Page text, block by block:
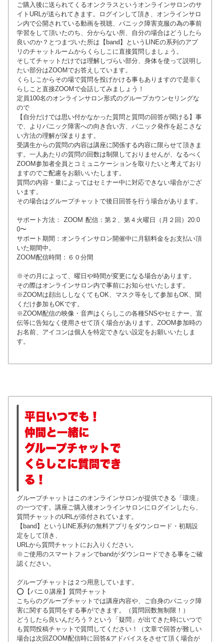
ご購入後に送られてくるオンクラスというオンラインサロンのサ
イトURLが送られてきます。ログインして頂き、オンラインサロ
ン内で公開されている動画を視聴、パニック障害克服の為の事前
学習をして頂いたのち、分からない所、自分の場合はどうしたら
良いのか？とつまづいた所は【band】というLINEの系列のアプ
リのチャットルームからくらしこに直接質問しましょう。
そしてチャットだけでは理解しづらい部分、身体を使って説明し
たい部分はZOOMでお答えしています。
くらしこからその場で質問を投げかける事もありますので是非 く
らしこと直接ZOOMで会話してみましょう！
定員100名のオンラインサロン形式のグループカウンセリングな
ので
【自分だけでは思い付かなかった質問と質問の回答が聞ける】事
で、よりパニック障害への向き合い方、パニック発作を起こさな
い方法の理解が深まります。
受講生からの質問の内容は講座に関係する内容に限らせて頂きま
す。一人あたりの質問の回数は制限しておりませんが、なるべく
ZOOM参加者全員とコミュニケーションを取りたいと考えており
ますのでご配慮をお願いいたします。
質問の内容・量によってはセミナー中に対応できない場合がござ
います。
その場合はグループチャットで後日回答を行う場合があります。
サポート方法： ZOOM 配信：第２、第４火曜日（月２回）20:0
0〜
サポート期間：オンラインサロン開催中に月額料金をお支払い頂
いた期間中。
ZOOM配信時間：６０分間
※その月によって、曜日や時間が変更になる場合があります。
その際はオンラインサロン内で事前にお知らせいたします。
※ZOOMは顔出ししなくてもOK、マスク等をして参加もOK、聞
くだけ参加もOKです。
※ZOOM配信の映像・音声はくらしこの各種SNSやセミナー、宣
伝等に告知なく使用させて頂く場合があります。ZOOM参加時の
お名前、アイコンは個人を特定できない設定をお願いいたしま
す。
平日いつでも！
仲間と一緒に
グループチャットで
くらしこに質問でき
る！
グループチャットは このオンラインサロンが提供できる「環境」
の一つです。 講座ご購入後オンラインサロンにログインしたら、
質問チャットのURLが添付されています。
【band】というLINE系列の無料アプリをダウンロード・初期設
定をして頂き、
URLから質問チャットにお入りください。
※ご使用のスマートフォンでbandがダウンロードできる事をご確
認ください。
グループチャットは２つ用意しています。
⭕️ 【パニ０講座】 質問チャット
こちらのグループチャットでは講座内容や、ご自身のパニック障
害に関する質問をする事ができます。（質問回数無制限！）
どうしたら良いんだろう？ という「疑問」が出てきた時にいつで
も質問投稿チャットで質問してください！（文章で回答が難しい
場合は次回ZOOM配信時に回答&アドバイスをさせて頂く場合が